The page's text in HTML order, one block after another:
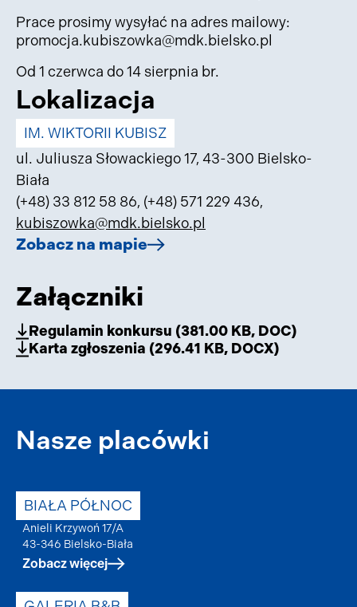
Prace prosimy wysyłać na adres mailowy:
promocja.kubiszowka@mdk.bielsko.pl
Od 1 czerwca do 14 sierpnia br.
Lokalizacja
IM. WIKTORII KUBISZ
ul. Juliusza Słowackiego 17, 43-300 Bielsko-
Biała
(+48) 33 812 58 86, (+48) 571 229 436,
kubiszowka@mdk.bielsko.pl
Zobacz na mapie
Załączniki
Regulamin konkursu (381.00 KB, DOC)
Karta zgłoszenia (296.41 KB, DOCX)
Nasze placówki
BIAŁA PÓŁNOC
Anieli Krzywoń 17/A
43-346 Bielsko-Biała
Zobacz więcej